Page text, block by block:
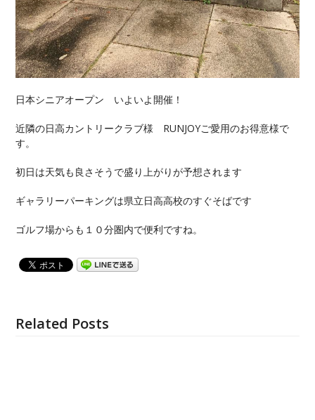
日本シニアオープン いよいよ開催！
近隣の日高カントリークラブ様 RUNJOYご愛用のお得意様で
す。
初日は天気も良さそうで盛り上がりが予想されます
ギャラリーパーキングは県立日高高校のすぐそばです
ゴルフ場からも１０分圏内で便利ですね。
Related Posts